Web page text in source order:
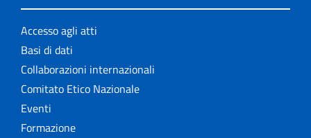
Accesso agli atti
Basi di dati
Collaborazioni internazionali
Comitato Etico Nazionale
Eventi
Formazione